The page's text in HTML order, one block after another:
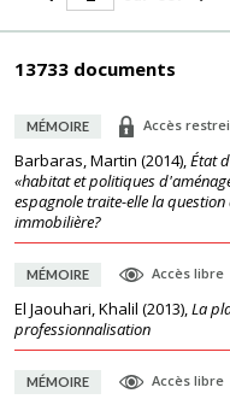
13733 documents
MÉMOIRE Accès
Barbaras, Martin (2014),État
«habitat et politiques
espagnole traite-elle la
immobilière?
MÉMOIRE Accès libre
El Jaouhari, Khalil (2013),La
professionnalisation
MÉMOIRE Accès libre